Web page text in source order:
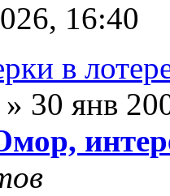
16:40
в
» 30 янв